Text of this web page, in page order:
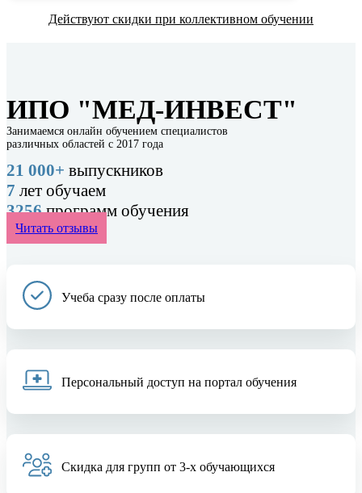
Действуют скидки при коллективном обучении
ИПО "МЕД-ИНВЕСТ"
Занимаемся онлайн обучением специалистов
различных областей с 2017 года
21 000+ выпускников
7 лет обучаем
3256программ обучения
Читать отзывы
Учеба сразу после оплаты
Персональный доступ на портал обучения
Скидка для групп от 3-х обучающихся